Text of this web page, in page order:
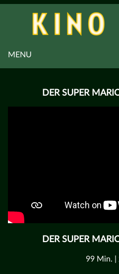
MENU
DER SUPER
DER SUPER
99 Min. |